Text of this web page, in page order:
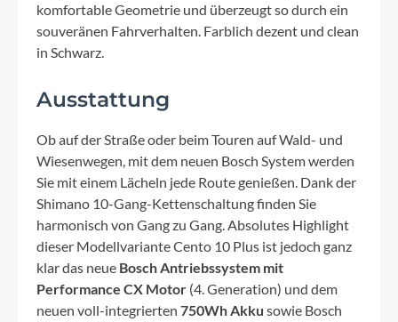
komfortable Geometrie und überzeugt so durch ein
souveränen Fahrverhalten. Farblich dezent und clean
in Schwarz.
Ausstattung
Ob auf der Straße oder beim Touren auf Wald- und
Wiesenwegen, mit dem neuen Bosch System werden
Sie mit einem Lächeln jede Route genießen. Dank der
Shimano 10-Gang-Kettenschaltung finden Sie
harmonisch von Gang zu Gang. Absolutes Highlight
dieser Modellvariante Cento 10 Plus ist jedoch ganz
klar das neue Bosch Antriebssystem mit
Performance CX Motor (4. Generation) und dem
neuen voll-integrierten 750Wh Akku sowie Bosch